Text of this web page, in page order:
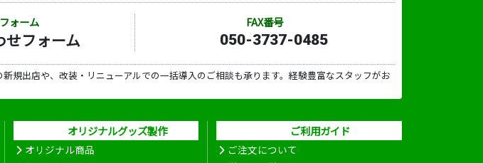
ォーム
せフォーム
FAX番号
050-3737-0485
規出店や、改装・リニューアルでの一括導入のご相談も承ります。経験豊富なスタッフがお
オリジナルグッズ製作
オリジナル商品
ご利用ガイド
ご注文について